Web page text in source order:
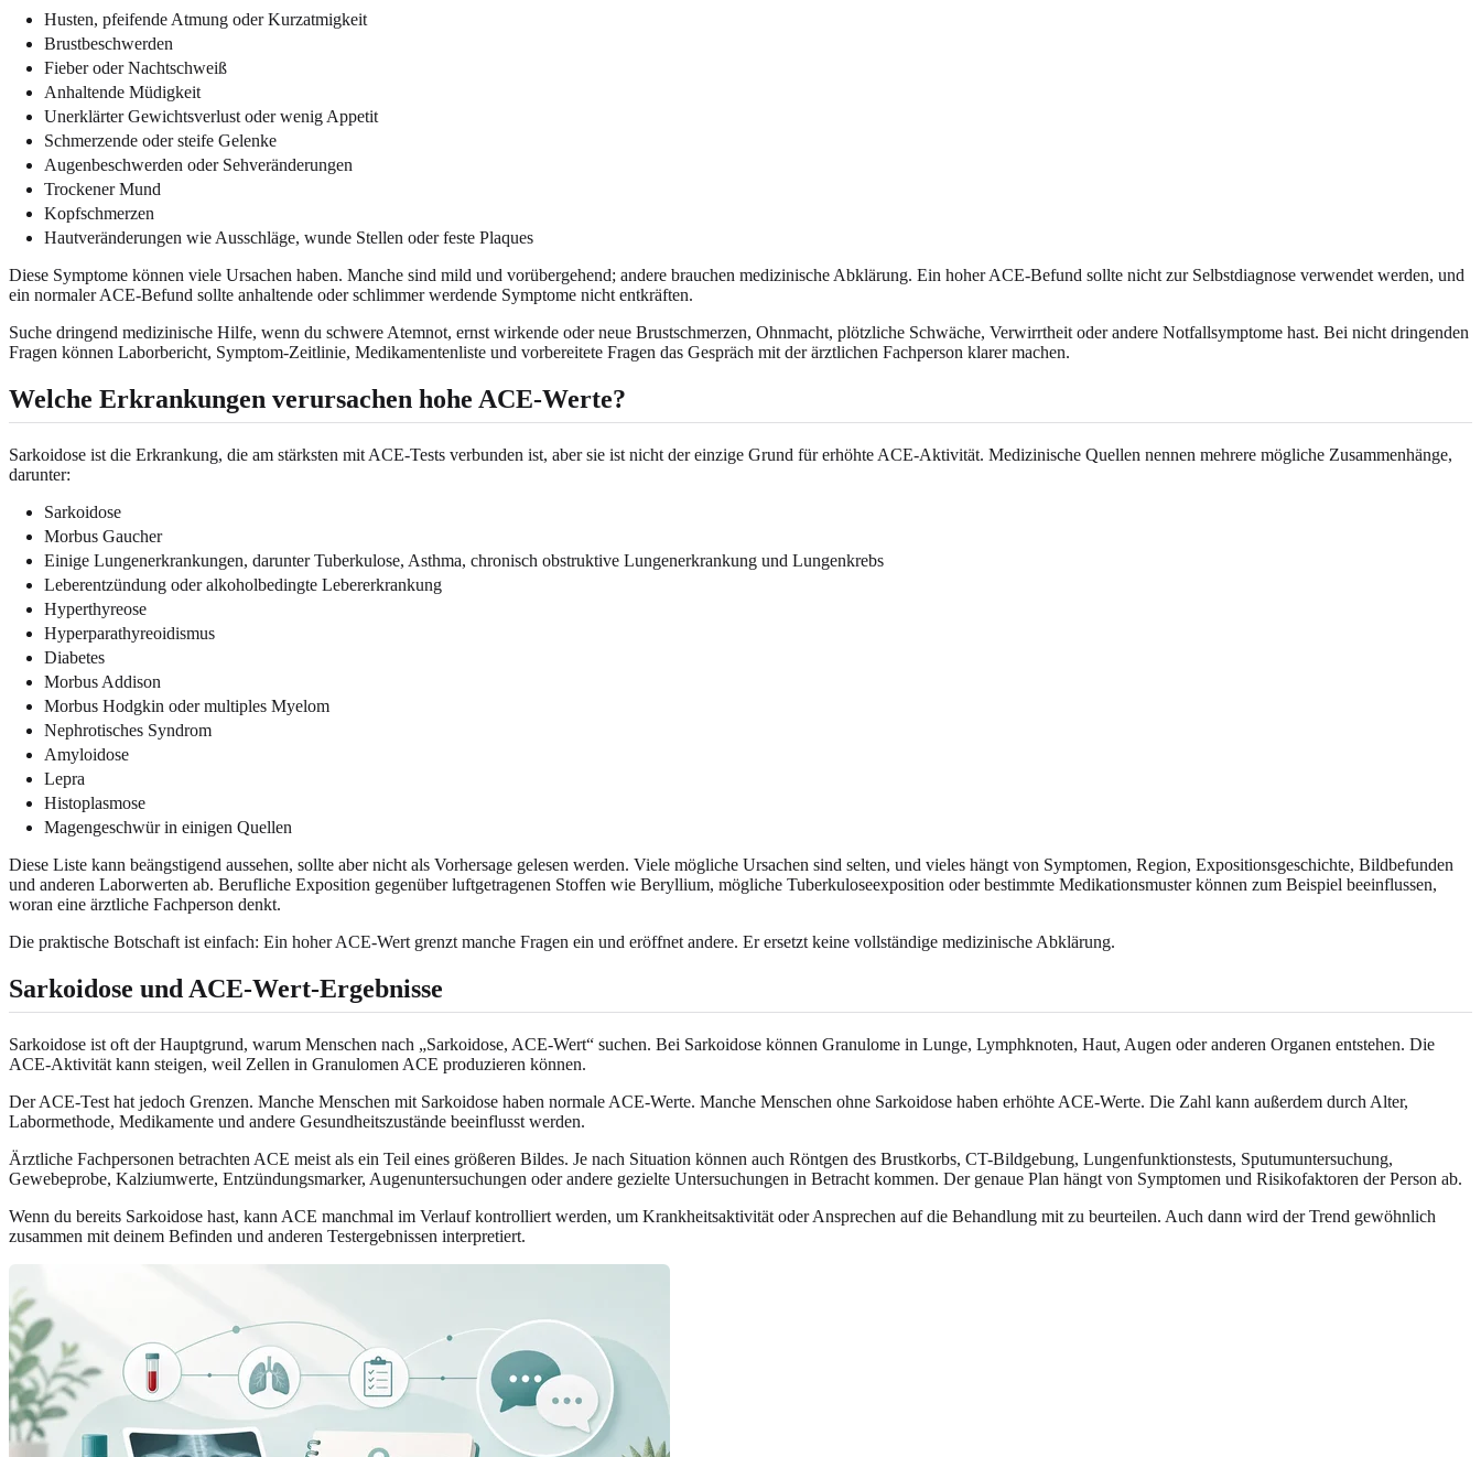
Husten, pfeifende Atmung oder Kurzatmigkeit
Brustbeschwerden
Fieber oder Nachtschweiß
Anhaltende Müdigkeit
Unerklärter Gewichtsverlust oder wenig Appetit
Schmerzende oder steife Gelenke
Augenbeschwerden oder Sehveränderungen
Trockener Mund
Kopfschmerzen
Hautveränderungen wie Ausschläge, wunde Stellen oder feste Plaques
Diese Symptome können viele Ursachen haben. Manche sind mild und vorübergehend; andere brauchen medizinische Abklärung. Ein hoher ACE-Befund sollte nicht zur Selbstdiagnose verwendet werden, und
ein normaler ACE-Befund sollte anhaltende oder schlimmer werdende Symptome nicht entkräften.
Suche dringend medizinische Hilfe, wenn du schwere Atemnot, ernst wirkende oder neue Brustschmerzen, Ohnmacht, plötzliche Schwäche, Verwirrtheit oder andere Notfallsymptome hast. Bei nicht dringenden
Fragen können Laborbericht, Symptom-Zeitlinie, Medikamentenliste und vorbereitete Fragen das Gespräch mit der ärztlichen Fachperson klarer machen.
Welche Erkrankungen verursachen hohe ACE-Werte?
Sarkoidose ist die Erkrankung, die am stärksten mit ACE-Tests verbunden ist, aber sie ist nicht der einzige Grund für erhöhte ACE-Aktivität. Medizinische Quellen nennen mehrere mögliche Zusammenhänge,
darunter:
Sarkoidose
Morbus Gaucher
Einige Lungenerkrankungen, darunter Tuberkulose, Asthma, chronisch obstruktive Lungenerkrankung und Lungenkrebs
Leberentzündung oder alkoholbedingte Lebererkrankung
Hyperthyreose
Hyperparathyreoidismus
Diabetes
Morbus Addison
Morbus Hodgkin oder multiples Myelom
Nephrotisches Syndrom
Amyloidose
Lepra
Histoplasmose
Magengeschwür in einigen Quellen
Diese Liste kann beängstigend aussehen, sollte aber nicht als Vorhersage gelesen werden. Viele mögliche Ursachen sind selten, und vieles hängt von Symptomen, Region, Expositionsgeschichte, Bildbefunden
und anderen Laborwerten ab. Berufliche Exposition gegenüber luftgetragenen Stoffen wie Beryllium, mögliche Tuberkuloseexposition oder bestimmte Medikationsmuster können zum Beispiel beeinflussen,
woran eine ärztliche Fachperson denkt.
Die praktische Botschaft ist einfach: Ein hoher ACE-Wert grenzt manche Fragen ein und eröffnet andere. Er ersetzt keine vollständige medizinische Abklärung.
Sarkoidose und ACE-Wert-Ergebnisse
Sarkoidose ist oft der Hauptgrund, warum Menschen nach „Sarkoidose, ACE-Wert“ suchen. Bei Sarkoidose können Granulome in Lunge, Lymphknoten, Haut, Augen oder anderen Organen entstehen. Die
ACE-Aktivität kann steigen, weil Zellen in Granulomen ACE produzieren können.
Der ACE-Test hat jedoch Grenzen. Manche Menschen mit Sarkoidose haben normale ACE-Werte. Manche Menschen ohne Sarkoidose haben erhöhte ACE-Werte. Die Zahl kann außerdem durch Alter,
Labormethode, Medikamente und andere Gesundheitszustände beeinflusst werden.
Ärztliche Fachpersonen betrachten ACE meist als ein Teil eines größeren Bildes. Je nach Situation können auch Röntgen des Brustkorbs, CT-Bildgebung, Lungenfunktionstests, Sputumuntersuchung,
Gewebeprobe, Kalziumwerte, Entzündungsmarker, Augenuntersuchungen oder andere gezielte Untersuchungen in Betracht kommen. Der genaue Plan hängt von Symptomen und Risikofaktoren der Person ab.
Wenn du bereits Sarkoidose hast, kann ACE manchmal im Verlauf kontrolliert werden, um Krankheitsaktivität oder Ansprechen auf die Behandlung mit zu beurteilen. Auch dann wird der Trend gewöhnlich
zusammen mit deinem Befinden und anderen Testergebnissen interpretiert.